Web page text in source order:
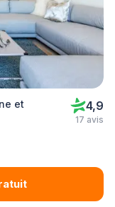
et
4,9
17 avis